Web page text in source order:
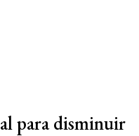
para disminuir